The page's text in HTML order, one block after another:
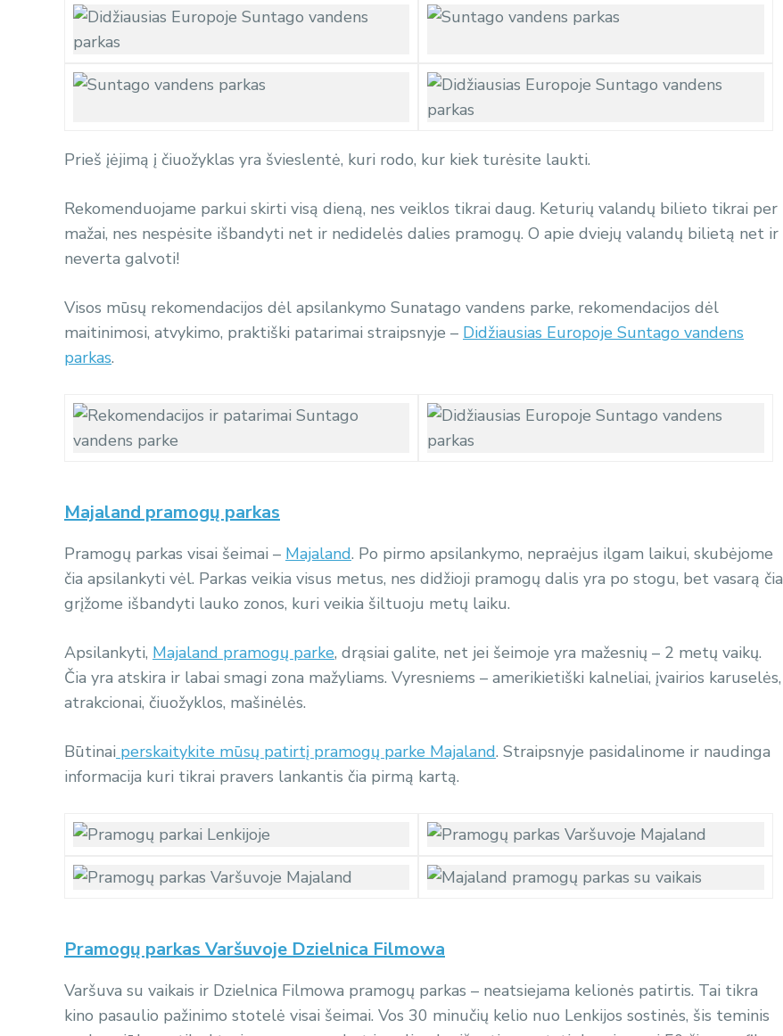
Prieš įėjimą į čiuožyklas yra švieslentė, kuri rodo, kur kiek turėsite laukti.
Rekomenduojame parkui skirti visą dieną, nes veiklos tikrai daug. Keturių valandų bilieto tikrai per
mažai, nes nespėsite išbandyti net ir nedidelės dalies pramogų. O apie dviejų valandų bilietą net ir
neverta galvoti!
Visos mūsų rekomendacijos dėl apsilankymo Sunatago vandens parke, rekomendacijos dėl
maitinimosi, atvykimo, praktiški patarimai straipsnyje – Didžiausias Europoje Suntago vandens
parkas.
Majaland pramogų parkas
Pramogų parkas visai šeimai – Majaland. Po pirmo apsilankymo, nepraėjus ilgam laikui, skubėjome
čia apsilankyti vėl. Parkas veikia visus metus, nes didžioji pramogų dalis yra po stogu, bet vasarą čia
grįžome išbandyti lauko zonos, kuri veikia šiltuoju metų laiku.
Apsilankyti, Majaland pramogų parke, drąsiai galite, net jei šeimoje yra mažesnių – 2 metų vaikų.
Čia yra atskira ir labai smagi zona mažyliams. Vyresniems – amerikietiški kalneliai, įvairios karuselės,
atrakcionai, čiuožyklos, mašinėlės.
Būtinai perskaitykite mūsų patirtį pramogų parke Majaland. Straipsnyje pasidalinome ir naudinga
informacija kuri tikrai pravers lankantis čia pirmą kartą.
Pramogų parkas Varšuvoje Dzielnica Filmowa
Varšuva su vaikais ir Dzielnica Filmowa pramogų parkas – neatsiejama kelionės patirtis. Tai tikra
kino pasaulio pažinimo stotelė visai šeimai. Vos 30 minučių kelio nuo Lenkijos sostinės, šis teminis